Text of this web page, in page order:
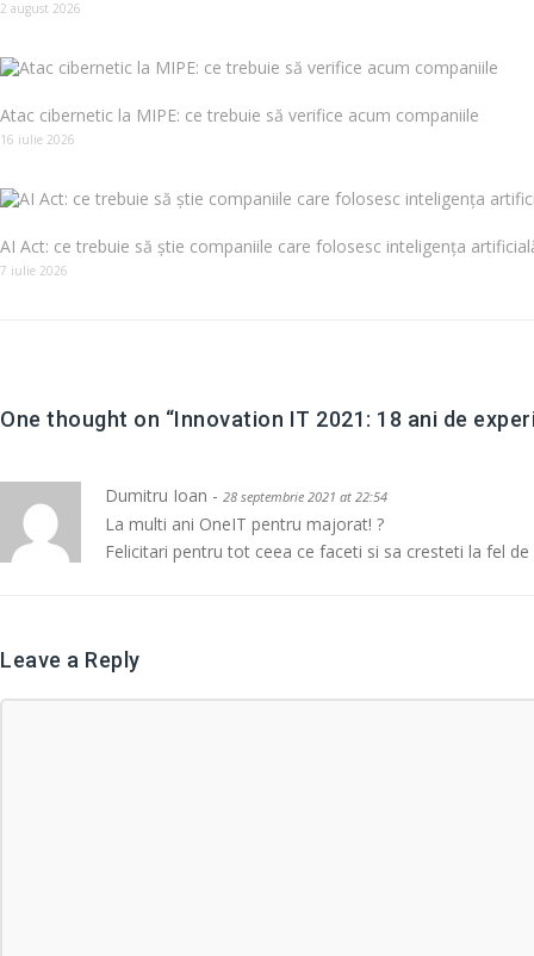
2 august 2026
Atac cibernetic la MIPE: ce trebuie să verifice acum companiile
16 iulie 2026
AI Act: ce trebuie să știe companiile care folosesc inteligența
7 iulie 2026
One thought on “Innovation IT 2021: 18 ani de
Dumitru Ioan - 28 septembrie 2021 at 22:54
La multi ani OneIT pentru majorat! ?
Felicitari pentru tot ceea ce faceti si sa cresteti la fel
Leave a Reply